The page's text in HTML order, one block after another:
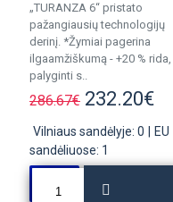
„TURANZA 6“ pristato
pažangiausių technologijų
derinį. *Žymiai pagerina
ilgaamžiškumą - +20 % rida,
palyginti s..
286.67€ 232.20€
Vilniaus sandėlyje: 0
EU
sandėliuose: 1